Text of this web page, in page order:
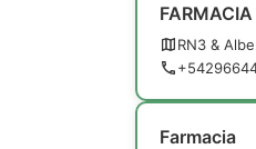
RN3 &
Farmacia